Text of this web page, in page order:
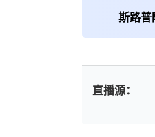
直播源：